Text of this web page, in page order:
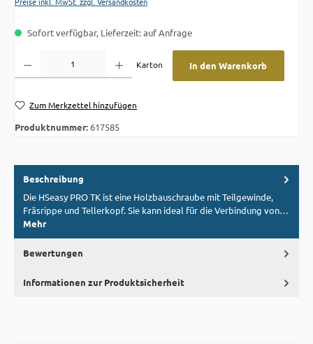
Sofort verfügbar, Lieferzeit: auf Anfrage
Karton
In den Warenkorb
Zum Merkzettel hinzufügen
Produktnummer:617585
Beschreibung
Die HSeasy PRO TK ist eine Holzbauschraube mit Teilgewinde,
Fräsrippe und Tellerkopf. Sie kann ideal für die Verbindung von…
Mehr
Bewertungen
Informationen zur Produktsicherheit